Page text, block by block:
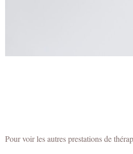
Pour voir les autres prestations de